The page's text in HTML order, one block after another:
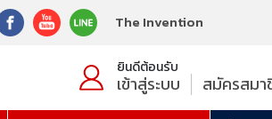
The Invention
ยินดีต้อนรับ
เข้าสู่ระบบ สมัครสมา